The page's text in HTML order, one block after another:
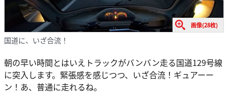
画像(28枚)
国道に、いざ合流！
朝の早い時間とはいえトラックがバンバン走る国道129号線
に突入します。緊張感を感じつつ、いざ合流！ギュアーー
ン！あ、普通に走れるね。